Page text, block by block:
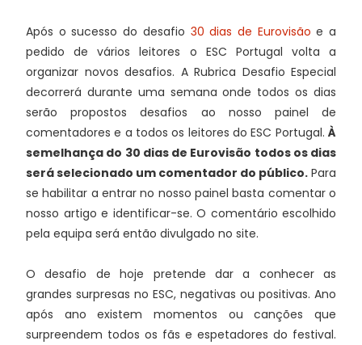
Após o sucesso do desafio 30 dias de Eurovisão e a
pedido de vários leitores o ESC Portugal volta a
organizar novos desafios. A Rubrica Desafio Especial
decorrerá durante uma semana onde todos os dias
serão propostos desafios ao nosso painel de
comentadores e a todos os leitores do ESC Portugal. À
semelhança do 30 dias de Eurovisão todos os dias
será selecionado um comentador do público. Para
se habilitar a entrar no nosso painel basta comentar o
nosso artigo e identificar-se. O comentário escolhido
pela equipa será então divulgado no site.
O desafio de hoje pretende dar a conhecer as
grandes surpresas no ESC, negativas ou positivas. Ano
após ano existem momentos ou canções que
surpreendem todos os fãs e espetadores do festival.